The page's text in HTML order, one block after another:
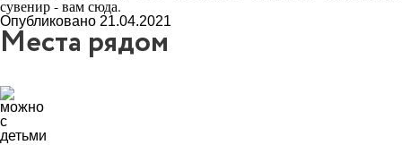
сувенир - вам сюда.
Опубликовано 21.04.2021
Места рядом